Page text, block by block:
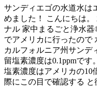
サンディエゴの水道水は
めました！ こんにちは
ナル 家中まるごと浄水
でアメリカに行ったので
カルフォルニア州サン
留塩素濃度は0.1ppmで
塩素濃度はアメリカの
際にこの目で確認する と